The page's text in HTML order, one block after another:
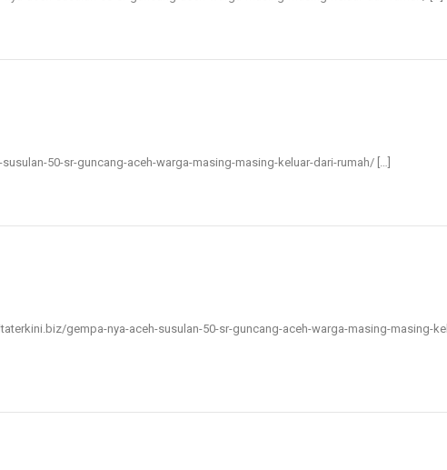
50-sr-guncang-aceh-warga-masing-masing-keluar-dari-rumah/ […]
gempa-nya-aceh-susulan-50-sr-guncang-aceh-warga-masing-masing-